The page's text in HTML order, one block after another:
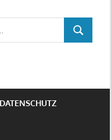
SUCHEN